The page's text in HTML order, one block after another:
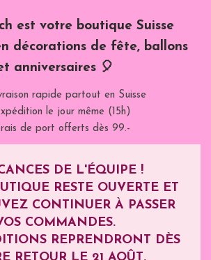
est votre boutique Suisse
décorations de fête, ballons
anniversaires 🎈
rapide partout en Suisse
le jour même (15h)
de port offerts dès 99.-
DE L'ÉQUIPE !
RESTE OUVERTE ET
CONTINUER À PASSER
COMMANDES.
REPRENDRONT DÈS
RETOUR LE 21 AOÛT.